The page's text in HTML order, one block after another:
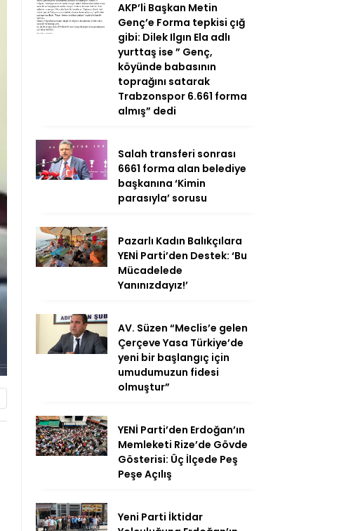
AKP’li Başkan Metin
Genç’e Forma tepkisi çığ
gibi: Dilek Ilgın Ela adlı
yurttaş ise ” Genç,
köyünde babasının
toprağını satarak
Trabzonspor 6.661 forma
almış” dedi
Salah transferi sonrası
6661 forma alan belediye
başkanına ‘Kimin
parasıyla’ sorusu
Pazarlı Kadın Balıkçılara
YENİ Parti’den Destek: ‘Bu
Mücadelede
Yanınızdayız!’
AV. Süzen “Meclis’e gelen
Çerçeve Yasa Türkiye’de
yeni bir başlangıç için
umudumuzun fidesi
olmuştur”
YENİ Parti’den Erdoğan’ın
Memleketi Rize’de Gövde
Gösterisi: Üç İlçede Peş
Peşe Açılış
Yeni Parti İktidar